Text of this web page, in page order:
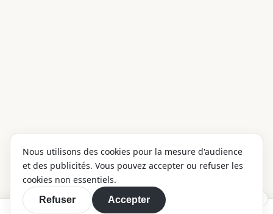
Nous utilisons des cookies pour la mesure d'audience
et des publicités. Vous pouvez accepter ou refuser les
cookies non essentiels.
Refuser Accepter